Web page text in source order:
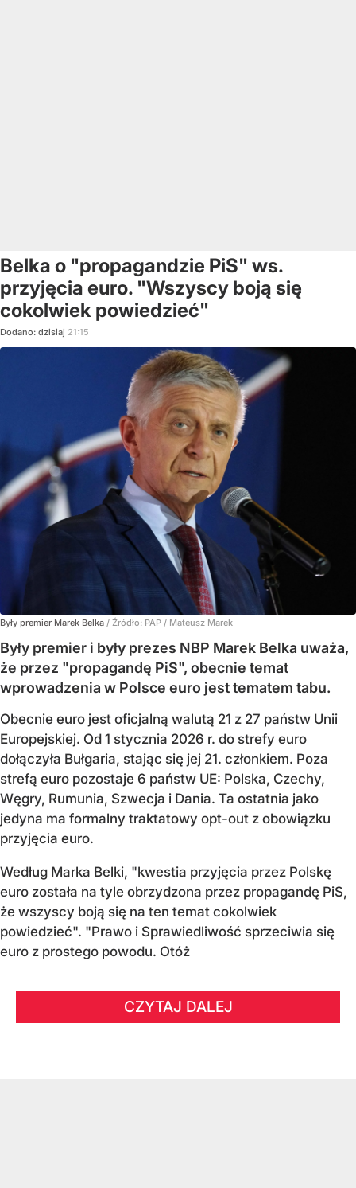
Belka o "propagandzie PiS" ws.
przyjęcia euro. "Wszyscy boją się
cokolwiek powiedzieć"
Dodano: dzisiaj 21:15
Były premier Marek Belka / Źródło: PAP / Mateusz Marek
Były premier i były prezes NBP Marek Belka uważa,
że przez "propagandę PiS", obecnie temat
wprowadzenia w Polsce euro jest tematem tabu.
Obecnie euro jest oficjalną walutą 21 z 27 państw Unii
Europejskiej. Od 1 stycznia 2026 r. do strefy euro
dołączyła Bułgaria, stając się jej 21. członkiem. Poza
strefą euro pozostaje 6 państw UE: Polska, Czechy,
Węgry, Rumunia, Szwecja i Dania. Ta ostatnia jako
jedyna ma formalny traktatowy opt-out z obowiązku
przyjęcia euro.
Według Marka Belki, "kwestia przyjęcia przez Polskę
euro została na tyle obrzydzona przez propagandę PiS,
że wszyscy boją się na ten temat cokolwiek
powiedzieć". "Prawo i Sprawiedliwość sprzeciwia się
euro z prostego powodu. Otóż
CZYTAJ DALEJ